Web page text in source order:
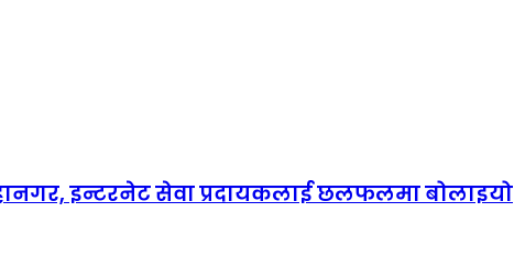
इन्टरनेट सेवा प्रदायकलाई छलफलमा बोलाइयो